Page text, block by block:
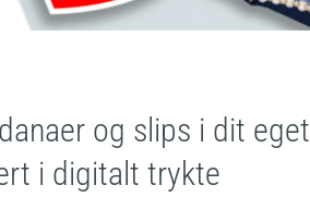
og slips i dit eget
i digitalt trykte